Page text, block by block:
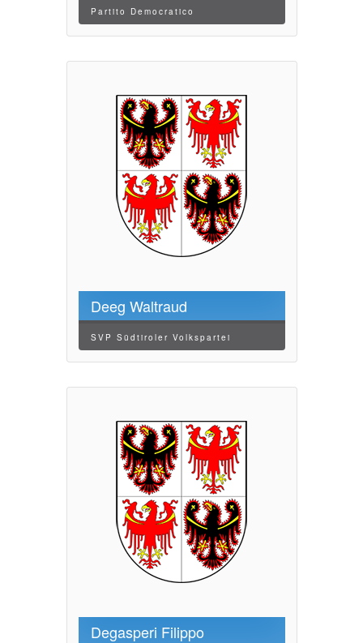
Partito Democratico
Deeg Waltraud
SVP Südtiroler Volkspartei
Degasperi Filippo